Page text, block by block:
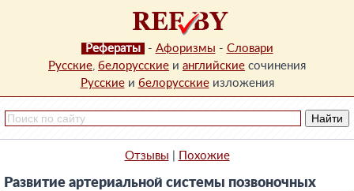
Рефераты - Афоризмы - Словари
Русские, белорусские и английские сочинения
Русскиеи белорусскиеизложения
Отзывы Похожие
Развитие артериальной системы позвоночных